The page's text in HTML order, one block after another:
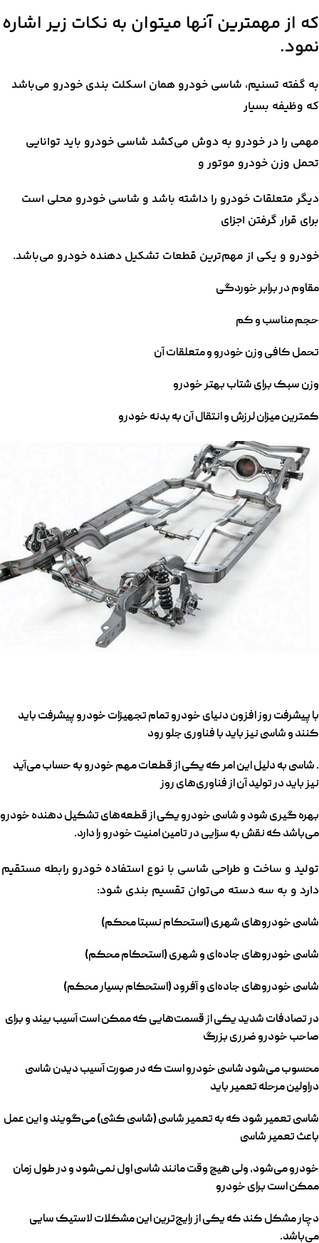
که از مهمترین آنها میتوان به نکات زیر اشاره
نمود.
به گفته تسنیم، شاسی خودرو همان اسکلت بندی خودرو می‌باشد
که وظیفه بسیار
مهمی را در خودرو به دوش می‌کشد شاسی خودرو باید توانایی
تحمل وزن خودرو موتور و
دیگر متعلقات خودرو را داشته باشد و شاسی خودرو محلی است
برای قرار گرفتن اجزای
خودرو و یکی از مهم‌ترین قطعات تشکیل دهنده خودرو می‌باشد.
مقاوم در برابر خوردگی
حجم مناسب و کم
تحمل کافی وزن خودرو و متعلقات آن
وزن سبک برای شتاب بهتر خودرو
کمترین میزان لرزش و انتقال آن به بدنه خودرو
با پیشرفت روز افزون دنیای خودرو تمام تجهیزات خودرو پیشرفت باید
کنند و شاسی نیز باید با فناوری جلو رود
. شاسی به دلیل این امر که یکی از قطعات مهم خودرو به حساب می‌آید
نیز باید در تولید آن از فناوری‌های روز
بهره گیری شود و شاسی خودرو یکی از قطعه‌های تشکیل دهنده خودرو
می‌باشد که نقش به سزایی در تامین امنیت خودرو را دارد.
تولید و ساخت و طراحی شاسی با نوع استفاده خودرو رابطه مستقیم
دارد و به سه دسته می‌توان تقسیم بندی شود:
شاسی خودرو‌های شهری (استحکام نسبتا محکم)
شاسی خودرو‌های جاده‌ای و شهری (استحکام محکم)
شاسی خودرو‌های جاده‌ای و آفرود (استحکام بسیار محکم)
در تصادفات شدید یکی از قسمت‌هایی که ممکن است آسیب بیند و برای
صاحب خودرو ضرری بزرگ
محسوب می‌شود شاسی خودرو است که در صورت آسیب دیدن شاسی
دراولین مرحله تعمیر باید
شاسی تعمیر شود که به تعمیر شاسی (شاسی کشی) می‌گویند و این عمل
باعث تعمیر شاسی
خودرو می‌شود، ولی هیچ وقت مانند شاسی اول نمی‌شود و در طول زمان
ممکن است برای خودرو
دچار مشکل کند که یکی از رایج‌ترین این مشکلات لاستیک سایی
می‌باشد.